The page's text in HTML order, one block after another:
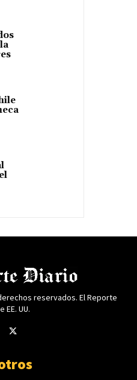
reservados. El Reporte
UU.